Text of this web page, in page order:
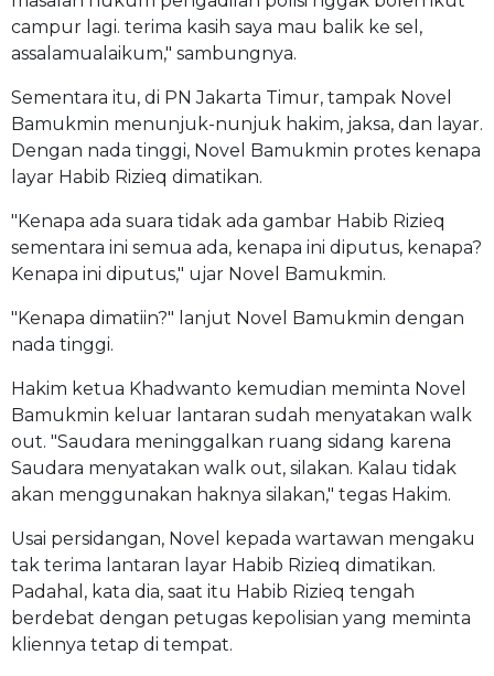
campur lagi. terima kasih saya mau balik ke sel,
assalamualaikum," sambungnya.
Sementara itu, di PN Jakarta Timur, tampak Novel
Bamukmin menunjuk-nunjuk hakim, jaksa, dan layar.
Dengan nada tinggi, Novel Bamukmin protes kenapa
layar Habib Rizieq dimatikan.
"Kenapa ada suara tidak ada gambar Habib Rizieq
sementara ini semua ada, kenapa ini diputus, kenapa?
Kenapa ini diputus," ujar Novel Bamukmin.
"Kenapa dimatiin?" lanjut Novel Bamukmin dengan
nada tinggi.
Hakim ketua Khadwanto kemudian meminta Novel
Bamukmin keluar lantaran sudah menyatakan walk
out. "Saudara meninggalkan ruang sidang karena
Saudara menyatakan walk out, silakan. Kalau tidak
akan menggunakan haknya silakan," tegas Hakim.
Usai persidangan, Novel kepada wartawan mengaku
tak terima lantaran layar Habib Rizieq dimatikan.
Padahal, kata dia, saat itu Habib Rizieq tengah
berdebat dengan petugas kepolisian yang meminta
kliennya tetap di tempat.